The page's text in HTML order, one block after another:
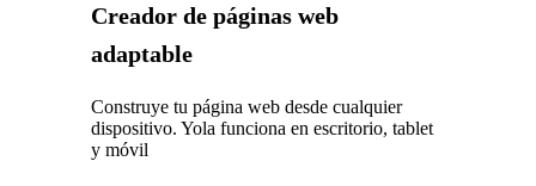
Creador de páginas web
adaptable
Construye tu página web desde cualquier
dispositivo. Yola funciona en escritorio, tablet
y móvil